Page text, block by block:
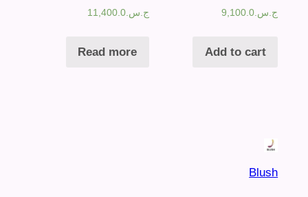
ج.س.9,100.0
Add to cart
ج.س.11,400.0
Read more
Blush